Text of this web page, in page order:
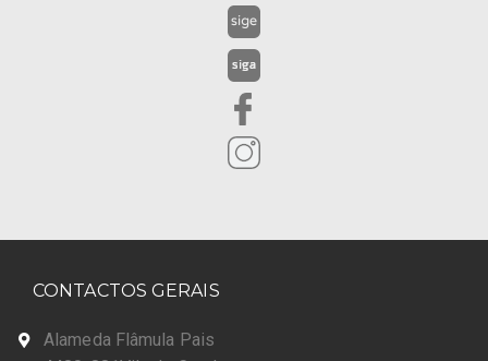
CONTACTOS GERAIS
Alameda Flâmula Pais